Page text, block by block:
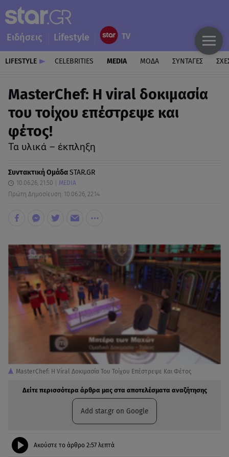
Ειδήσεις Lifestyle
LIFESTYLE CELEBRITIES MEDIA ΜΟΔΑ ΣΥΝΤΑΓΕΣ
MasterChef: Η viral δοκιμασία
του τοίχου επέστρεψε και
φέτος!
Τα υλικά – έκπληξη
Συντακτική ΟμάδαSTAR.GR
10.06.26, 21:50
MEDIA
Πρώτη Δημοσίευση: 10.06.26, 22:14
MasterChef: Η Viral Δοκιμασία Του Τοίχου Επέστρεψε Και Φέτος
Δείτε περισσότερα άρθρα μας στα αποτελέσματα αναζήτησης
Add star.gr on Google
Ακούστε το άρθρο 2:57 λεπτά